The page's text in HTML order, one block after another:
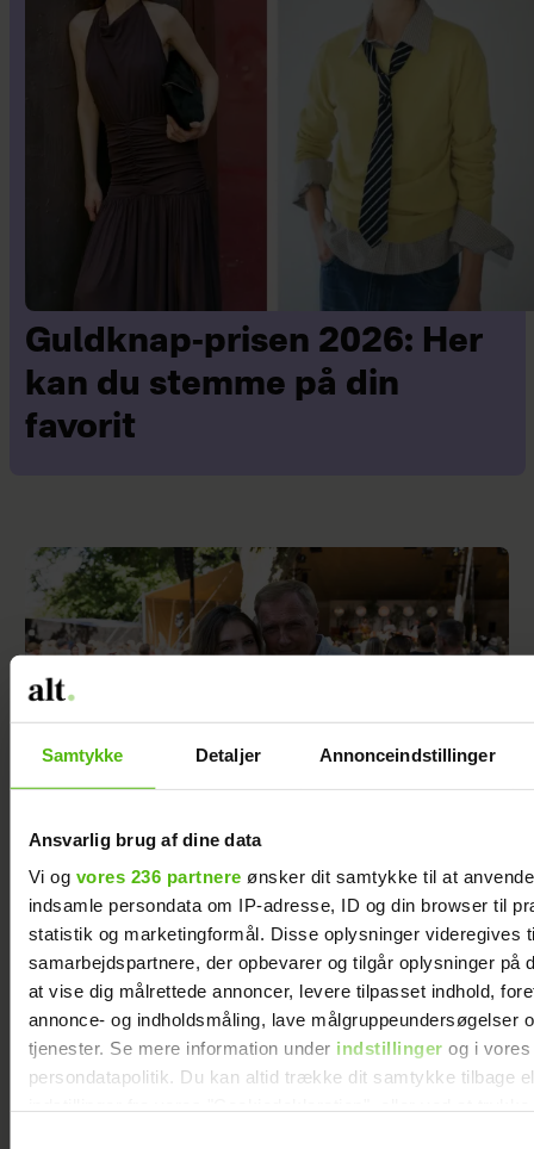
Samtykke Detaljer Annonceindstillinger
Ansvarlig brug af dine data
Vi og vores 236 partnere ønsker dit samtykke til at
indsamle persondata om IP-adresse, ID og din browser til
statistik og marketingformål. Disse oplysninger videregives
samarbejdspartnere, der opbevarer og tilgår oplysninger på
at vise dig målrettede annoncer, levere tilpasset indhold,
annonce- og indholdsmåling, lave målgruppeundersøgelser
tjenester. Se mere information under indstillinger og i vores
persondatapolitik. Du kan altid trække dit samtykke tilbage
Guldknap-prisen 2026: Her
kan du stemme på din
favorit
Peter Qvortrup Geisling røber
fremtidsplaner: Håber at få det igennem